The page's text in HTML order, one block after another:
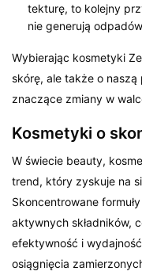
tekturę, to kolejny
nie generują
Wybierając kosmetyki
skórę, ale także o naszą
znaczące zmiany w
Kosmetyki o
W świecie beauty,
trend, który zyskuje na
Skoncentrowane
aktywnych składników,
efektywność i
osiągnięcia